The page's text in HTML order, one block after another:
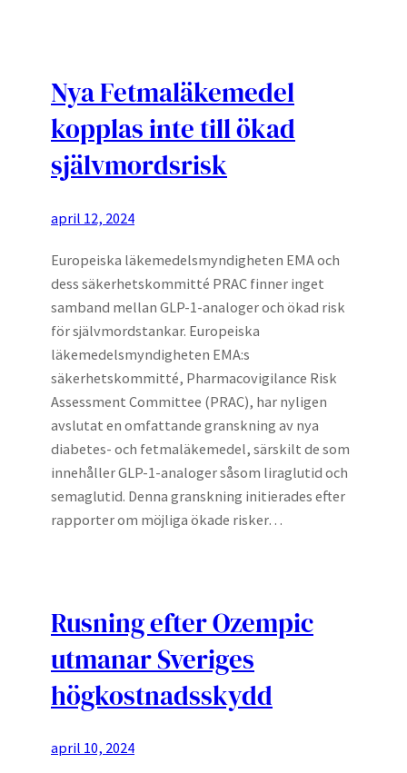
Nya Fetmaläkemedel
kopplas inte till ökad
självmordsrisk
april 12, 2024
Europeiska läkemedelsmyndigheten EMA och
dess säkerhetskommitté PRAC finner inget
samband mellan GLP-1-analoger och ökad risk
för självmordstankar. Europeiska
läkemedelsmyndigheten EMA:s
säkerhetskommitté, Pharmacovigilance Risk
Assessment Committee (PRAC), har nyligen
avslutat en omfattande granskning av nya
diabetes- och fetmaläkemedel, särskilt de som
innehåller GLP-1-analoger såsom liraglutid och
semaglutid. Denna granskning initierades efter
rapporter om möjliga ökade risker…
Rusning efter Ozempic
utmanar Sveriges
högkostnadsskydd
april 10, 2024